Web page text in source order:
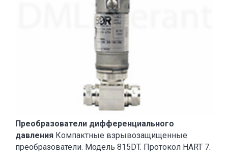
Преобразователи дифференциального
давления Компактные взрывозащищенные
преобразователи. Модель 815DT. Протокол HART 7.